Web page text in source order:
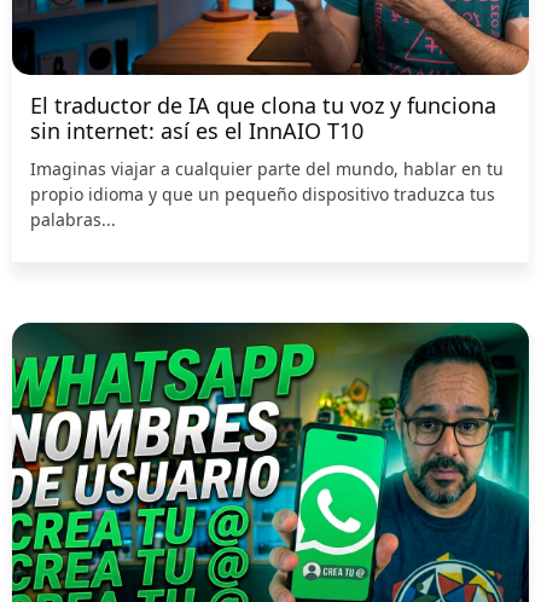
El traductor de IA que clona tu voz y funciona
sin internet: así es el InnAIO T10
Imaginas viajar a cualquier parte del mundo, hablar en tu
propio idioma y que un pequeño dispositivo traduzca tus
palabras...